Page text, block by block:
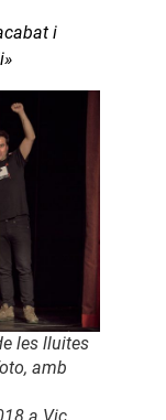
i
les lluites
amb